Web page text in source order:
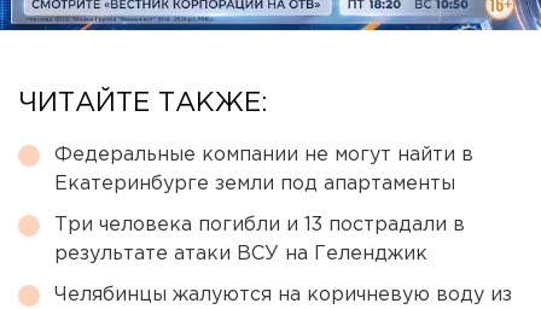
ЧИТАЙТЕ ТАКЖЕ:
Федеральные компании не могут найти в
Екатеринбурге земли под апартаменты
Три человека погибли и 13 пострадали в
результате атаки ВСУ на Геленджик
Челябинцы жалуются на коричневую воду из